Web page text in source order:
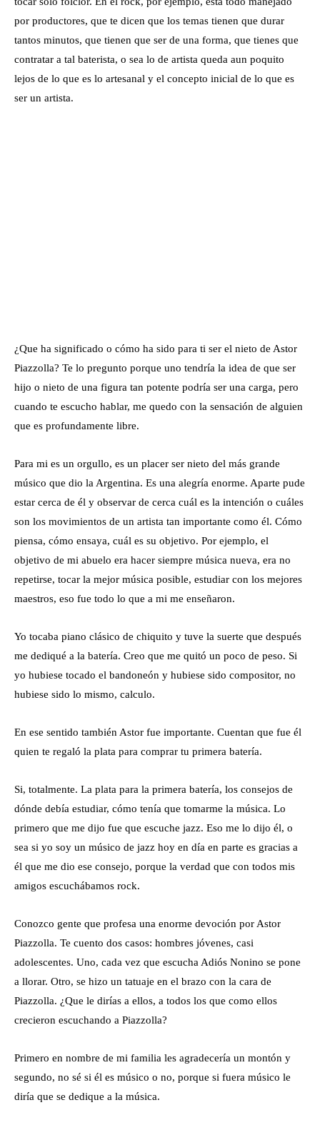
por productores, que te dicen que los temas tienen que durar
tantos minutos, que tienen que ser de una forma, que tienes que
contratar a tal baterista, o sea lo de artista queda aun poquito
lejos de lo que es lo artesanal y el concepto inicial de lo que es
ser un artista.
¿Que ha significado o cómo ha sido para ti ser el nieto de Astor
Piazzolla? Te lo pregunto porque uno tendría la idea de que ser
hijo o nieto de una figura tan potente podría ser una carga, pero
cuando te escucho hablar, me quedo con la sensación de alguien
que es profundamente libre.
Para mi es un orgullo, es un placer ser nieto del más grande
músico que dio la Argentina. Es una alegría enorme. Aparte pude
estar cerca de él y observar de cerca cuál es la intención o cuáles
son los movimientos de un artista tan importante como él. Cómo
piensa, cómo ensaya, cuál es su objetivo. Por ejemplo, el
objetivo de mi abuelo era hacer siempre música nueva, era no
repetirse, tocar la mejor música posible, estudiar con los mejores
maestros, eso fue todo lo que a mi me enseñaron.
Yo tocaba piano clásico de chiquito y tuve la suerte que después
me dediqué a la batería. Creo que me quitó un poco de peso. Si
yo hubiese tocado el bandoneón y hubiese sido compositor, no
hubiese sido lo mismo, calculo.
En ese sentido también Astor fue importante. Cuentan que fue él
quien te regaló la plata para comprar tu primera batería.
Si, totalmente. La plata para la primera batería, los consejos de
dónde debía estudiar, cómo tenía que tomarme la música. Lo
primero que me dijo fue que escuche jazz. Eso me lo dijo él, o
sea si yo soy un músico de jazz hoy en día en parte es gracias a
él que me dio ese consejo, porque la verdad que con todos mis
amigos escuchábamos rock.
Conozco gente que profesa una enorme devoción por Astor
Piazzolla. Te cuento dos casos: hombres jóvenes, casi
adolescentes. Uno, cada vez que escucha Adiós Nonino se pone
a llorar. Otro, se hizo un tatuaje en el brazo con la cara de
Piazzolla. ¿Que le dirías a ellos, a todos los que como ellos
crecieron escuchando a Piazzolla?
Primero en nombre de mi familia les agradecería un montón y
segundo, no sé si él es músico o no, porque si fuera músico le
diría que se dedique a la música.